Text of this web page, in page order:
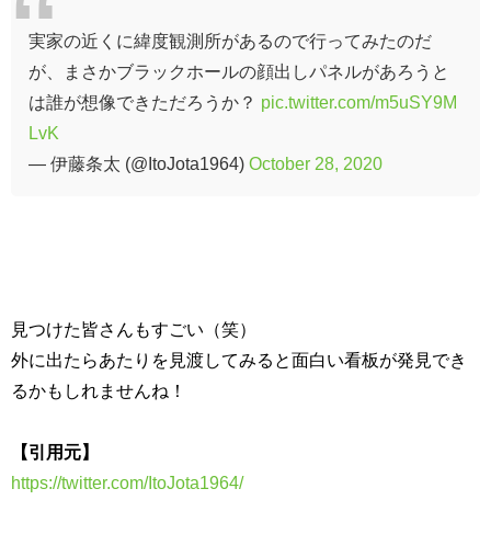
実家の近くに緯度観測所があるので行ってみたのだ
が、まさかブラックホールの顔出しパネルがあろうと
は誰が想像できただろうか？ pic.twitter.com/m5uSY9M
LvK
— 伊藤条太 (@ItoJota1964) October 28, 2020
見つけた皆さんもすごい（笑）
外に出たらあたりを見渡してみると面白い看板が発見でき
るかもしれませんね！
【引用元】
https://twitter.com/ItoJota1964/